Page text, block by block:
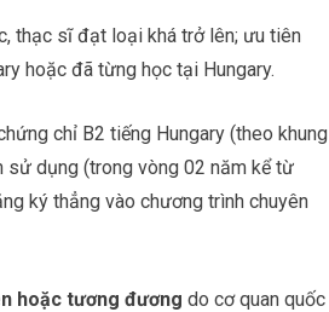
thạc sĩ đạt loại khá trở lên; ưu tiên
hoặc đã từng học tại Hungary.
chỉ B2 tiếng Hungary (theo khung
sử dụng (trong vòng 02 năm kể từ
ký thẳng vào chương trình chuyên
hoặc tương đương do cơ quan quốc